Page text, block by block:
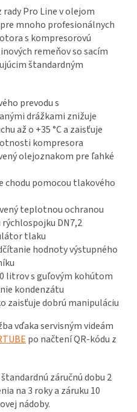
Pro Line v olejom
mnoho profesionálnych
s kompresorovú
remeňov so sacím
štandardným
prevodu s
drážkami znižuje
až o +35 °C a zaisťuje
kompresora
olejoznakom pre ľahké
chodu pomocou tlakového
teplotnou ochranou
DN7,2
tlaku
hodnoty výstupného
litrov s guľovým kohútom
kondenzátu
zaisťuje dobrú manipuláciu
vďaka servisným videám
po načtení QR-kódu z
záručnú dobu 2
na 3 roky a záruku 10
nádoby.